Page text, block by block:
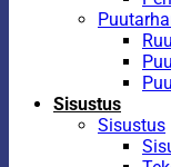
Sisustus
Sisustus